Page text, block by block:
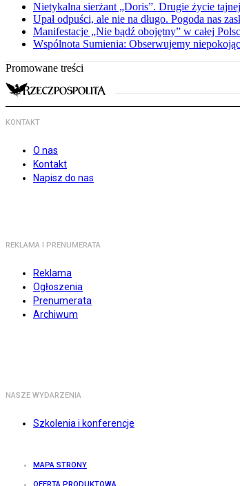
Nietykalna sierżant „Doris”. Drugie życie
Upał odpuści, ale nie na długo. Pogoda nas
Manifestacje „Nie bądź obojętny” w całej
Wspólnota Sumienia: Obserwujemy
Promowane treści
KONTAKT
O nas
Kontakt
Napisz do nas
REKLAMA I PRENUMERATA
Reklama
Ogłoszenia
Prenumerata
Archiwum
NASZE WYDARZENIA
Szkolenia i konferencje
MAPA STRONY